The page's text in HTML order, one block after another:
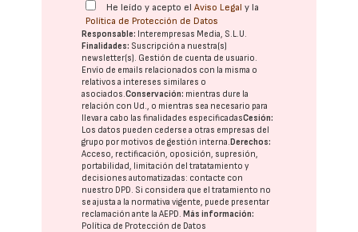
He leído y acepto elAviso Legal y la
Política de Protección de Datos
Responsable: Interempresas Media, S.L.U.
Finalidades: Suscripción a nuestra(s)
newsletter(s). Gestión de cuenta de usuario.
Envío de emails relacionados con la misma o
relativos a intereses similares o
asociados.Conservación: mientras dure la
relación con Ud., o mientras sea necesario para
llevar a cabo las finalidades especificadasCesión:
Los datos pueden cederse a otras empresas del
grupo por motivos de gestión interna.Derechos:
Acceso, rectificación, oposición, supresión,
portabilidad, limitación del tratatamiento y
decisiones automatizadas: contacte con
nuestro DPD . Si considera que el tratamiento no
se ajusta a la normativa vigente, puede presentar
reclamación ante laAEPD .Más información:
Política de Protección de Datos